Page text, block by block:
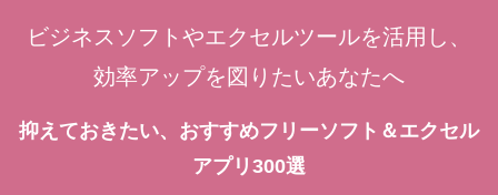
ビジネスソフトやエクセルツールを活用し、
効率アップを図りたいあなたへ
抑えておきたい、おすすめフリーソフト＆エクセル
アプリ300選